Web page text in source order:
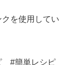
を使用してい
#簡単レシピ